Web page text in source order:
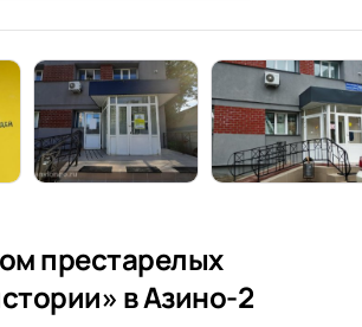
престарелых
в Азино-2